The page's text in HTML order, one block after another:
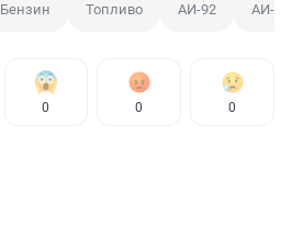
Бензин Топливо АИ-92 АИ-95
0 0 0